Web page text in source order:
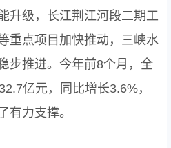
升级，长江荆江河段二期工
重点项目加快推动，三峡水
步推进。今年前8个月，全
亿元，同比增长3.6%，
有力支撑。